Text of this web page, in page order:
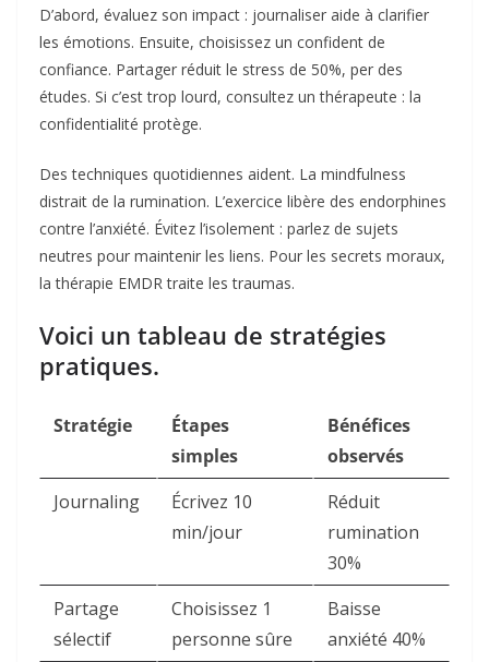
D’abord, évaluez son impact : journaliser aide à clarifier
les émotions. Ensuite, choisissez un confident de
confiance. Partager réduit le stress de 50%, per des
études. Si c’est trop lourd, consultez un thérapeute : la
confidentialité protège.
Des techniques quotidiennes aident. La mindfulness
distrait de la rumination. L’exercice libère des endorphines
contre l’anxiété. Évitez l’isolement : parlez de sujets
neutres pour maintenir les liens. Pour les secrets moraux,
la thérapie EMDR traite les traumas.
Voici un tableau de stratégies
pratiques.
Stratégie
Étapes
simples
Bénéfices
observés
Journaling
Écrivez 10
min/jour
Réduit
rumination
30% ​
Partage
sélectif
Choisissez 1
personne sûre
Baisse
anxiété 40% ​